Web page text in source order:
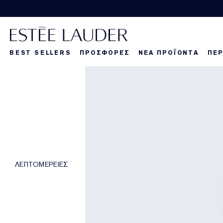
BEST SELLERS ΠΡΟΣΦΟΡΕΣ ΝΕΑ ΠΡΟΪΟΝΤΑ
ΛΕΠΤΟΜΕΡΕΙΕΣ